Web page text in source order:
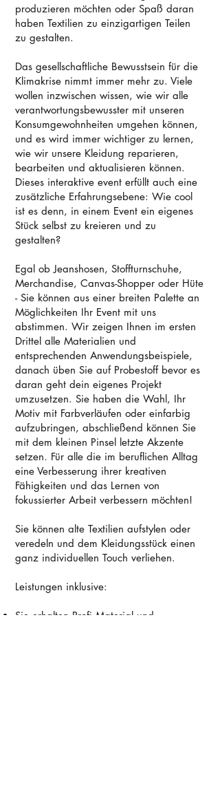
produzieren möchten oder Spaß daran
haben Textilien zu einzigartigen Teilen
zu gestalten.
Das gesellschaftliche Bewusstsein für die
Klimakrise nimmt immer mehr zu. Viele
wollen inzwischen wissen, wie wir alle
verantwortungsbewusster mit unseren
Konsumgewohnheiten umgehen können,
und es wird immer wichtiger zu lernen,
wie wir unsere Kleidung reparieren,
bearbeiten und aktualisieren können.
Dieses interaktive event erfüllt auch eine
zusätzliche Erfahrungsebene: Wie cool
ist es denn, in einem Event ein eigenes
Stück selbst zu kreieren und zu
gestalten?
Egal ob Jeanshosen, Stoffturnschuhe,
Merchandise, Canvas-Shopper oder Hüte
- Sie können aus einer breiten Palette an
Möglichkeiten Ihr Event mit uns
abstimmen. Wir zeigen Ihnen im ersten
Drittel alle Materialien und
entsprechenden Anwendungsbeispiele,
danach üben Sie auf Probestoff bevor es
daran geht dein eigenes Projekt
umzusetzen. Sie haben die Wahl, Ihr
Motiv mit Farbverläufen oder einfarbig
aufzubringen, abschließend können Sie
mit dem kleinen Pinsel letzte Akzente
setzen. Für alle die im beruflichen Alltag
eine Verbesserung ihrer kreativen
Fähigkeiten und das Lernen von
fokussierter Arbeit verbessern möchten!
Sie können alte Textilien aufstylen oder
veredeln und dem Kleidungsstück einen
ganz individuellen Touch verliehen.
Leistungen inklusive:
Sie erhalten Profi Material und